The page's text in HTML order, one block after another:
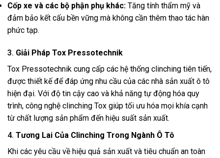
Cốp xe và các bộ phận phụ khác: Tăng tính thẩm mỹ và
đảm bảo kết cấu bền vững mà không cần thêm thao tác hàn
phức tạp.
3. Giải Pháp Tox Pressotechnik
Tox Pressotechnik cung cấp các hệ thống clinching tiên tiến,
được thiết kế để đáp ứng nhu cầu của các nhà sản xuất ô tô
hiện đại. Với độ tin cậy cao và khả năng tự động hóa quy
trình, công nghệ clinching Tox giúp tối ưu hóa mọi khía cạnh
từ chất lượng sản phẩm đến hiệu suất sản xuất.
4. Tương Lai Của Clinching Trong Ngành Ô Tô
Khi các yêu cầu về hiệu quả sản xuất và tiêu chuẩn an toàn